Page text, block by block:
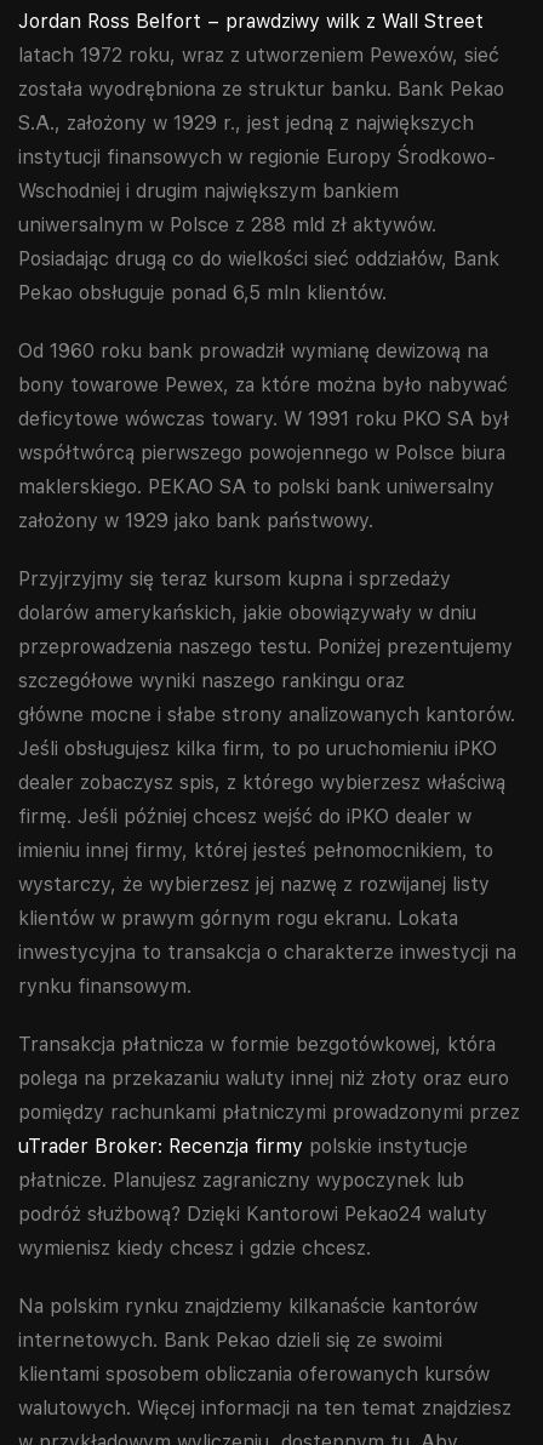
Jordan Ross Belfort – prawdziwy wilk z Wall Street
latach 1972 roku, wraz z utworzeniem Pewexów, sieć
została wyodrębniona ze struktur banku. Bank Pekao
S.A., założony w 1929 r., jest jedną z największych
instytucji finansowych w regionie Europy Środkowo-
Wschodniej i drugim największym bankiem
uniwersalnym w Polsce z 288 mld zł aktywów.
Posiadając drugą co do wielkości sieć oddziałów, Bank
Pekao obsługuje ponad 6,5 mln klientów.
Od 1960 roku bank prowadził wymianę dewizową na
bony towarowe Pewex, za które można było nabywać
deficytowe wówczas towary. W 1991 roku PKO SA był
współtwórcą pierwszego powojennego w Polsce biura
maklerskiego. PEKAO SA to polski bank uniwersalny
założony w 1929 jako bank państwowy.
Przyjrzyjmy się teraz kursom kupna i sprzedaży
dolarów amerykańskich, jakie obowiązywały w dniu
przeprowadzenia naszego testu. Poniżej prezentujemy
szczegółowe wyniki naszego rankingu oraz
główne mocne i słabe strony analizowanych kantorów.
Jeśli obsługujesz kilka firm, to po uruchomieniu iPKO
dealer zobaczysz spis, z którego wybierzesz właściwą
firmę. Jeśli później chcesz wejść do iPKO dealer w
imieniu innej firmy, której jesteś pełnomocnikiem, to
wystarczy, że wybierzesz jej nazwę z rozwijanej listy
klientów w prawym górnym rogu ekranu. Lokata
inwestycyjna to transakcja o charakterze inwestycji na
rynku finansowym.
Transakcja płatnicza w formie bezgotówkowej, która
polega na przekazaniu waluty innej niż złoty oraz euro
pomiędzy rachunkami płatniczymi prowadzonymi przez
uTrader Broker: Recenzja firmy polskie instytucje
płatnicze. Planujesz zagraniczny wypoczynek lub
podróż służbową? Dzięki Kantorowi Pekao24 waluty
wymienisz kiedy chcesz i gdzie chcesz.
Na polskim rynku znajdziemy kilkanaście kantorów
internetowych. Bank Pekao dzieli się ze swoimi
klientami sposobem obliczania oferowanych kursów
walutowych. Więcej informacji na ten temat znajdziesz